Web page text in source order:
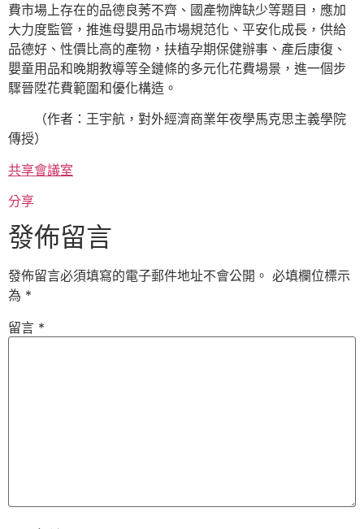
費市場上存在的品德良莠不齊、國產物牌缺少等題目，應加
大力度監管，推進母嬰用品市場規范化、平安化成長，供給
品德好、性價比高的產物，扶植孕期保健辦事、產后康復、
嬰童用品和晚期教導等全鏈條的多元化花費場景，進一個步
驟晉陞花費範圍和優化構造。
（作者：王宇航，對外經濟商業年夜學馬克思主義學院
傳授）
共享會議室
分享
發佈留言
發佈留言必須填寫的電子郵件地址不會公開。 必填欄位標示
為 *
留言 *